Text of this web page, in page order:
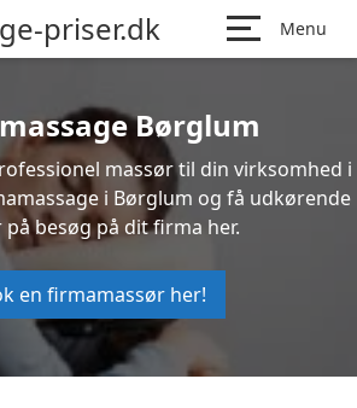
priser.dk Menu
Børglum
massør til din virksomhed i
i Børglum og få udkørende
på besøg på dit firma her.
en firmamassør her!